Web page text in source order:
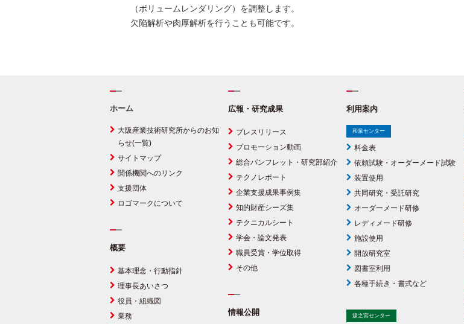
（ボリュームレンダリング）を調整します。
欠陥解析や肉厚解析を行うことも可能です。
ホーム
大阪産業技術研究所からのお知
らせ(一覧)
サイトマップ
関係機関へのリンク
支援団体
ロゴマークについて
概要
基本理念・行動指針
理事長あいさつ
役員・組織図
業務
広報・研究成果
プレスリリース
プロモーション動画
総合パンフレット・研究部紹介
テクノレポート
企業支援成果事例集
知的財産シーズ集
テクニカルシート
学会・論文発表
職員受賞・学位取得
その他
情報公開
利用案内
和泉センター
料金表
依頼試験・オーダーメード試験
装置使用
共同研究・受託研究
オーダーメード研修
レディメード研修
施設使用
開放研究室
図書室利用
各種手続き・書式など
森之宮センター